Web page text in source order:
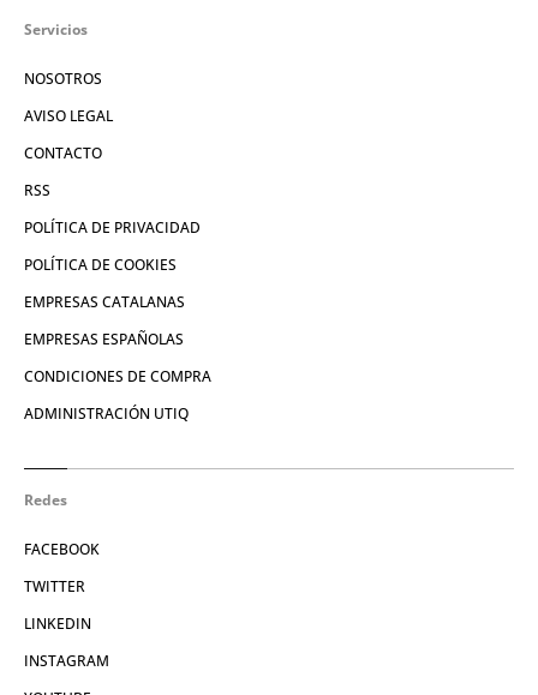
Servicios
NOSOTROS
AVISO LEGAL
CONTACTO
RSS
POLÍTICA DE PRIVACIDAD
POLÍTICA DE COOKIES
EMPRESAS CATALANAS
EMPRESAS ESPAÑOLAS
CONDICIONES DE COMPRA
ADMINISTRACIÓN UTIQ
Redes
FACEBOOK
TWITTER
LINKEDIN
INSTAGRAM